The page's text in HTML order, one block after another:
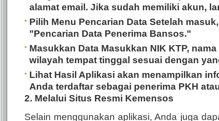
alamat email. Jika sudah memiliki akun,
Pilih Menu Pencarian Data Setelah
"Pencarian Data Penerima Bansos."
Masukkan Data Masukkan NIK KTP,
wilayah tempat tinggal sesuai dengan
Lihat Hasil Aplikasi akan menampilkan
Anda terdaftar sebagai penerima PKH
2. Melalui Situs Resmi Kemensos
Selain menggunakan aplikasi, Anda juga